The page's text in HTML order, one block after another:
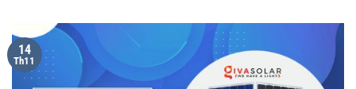
14
Th11